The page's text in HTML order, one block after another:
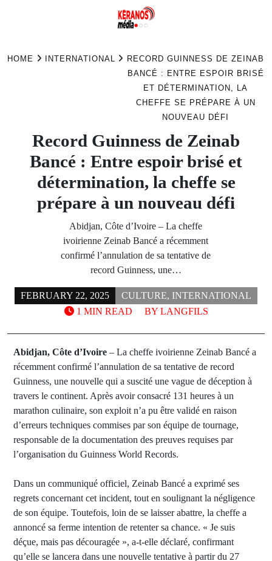
HOME INTERNATIONAL
RECORD GUINNESS DE ZEINAB
BANCÉ : ENTRE ESPOIR BRISÉ
ET DÉTERMINATION, LA
CHEFFE SE PRÉPARE À UN
NOUVEAU DÉFI
Record Guinness de Zeinab
Bancé : Entre espoir brisé et
détermination, la cheffe se
prépare à un nouveau défi
Abidjan, Côte d’Ivoire – La cheffe
ivoirienne Zeinab Bancé a récemment
confirmé l’annulation de sa tentative de
record Guinness, une…
FEBRUARY 22, 2025 CULTURE, INTERNATIONAL
BY LANGFILS
1 MIN READ
Abidjan, Côte d’Ivoire – La cheffe ivoirienne Zeinab Bancé a
récemment confirmé l’annulation de sa tentative de record
Guinness, une nouvelle qui a suscité une vague de déception à
travers le continent. Après avoir consacré 131 heures à un
marathon culinaire, son exploit n’a pu être validé en raison
d’erreurs techniques commises par son équipe de tournage,
responsable de la documentation des preuves requises par
l’organisation du Guinness World Records.
Dans un communiqué officiel, Zeinab Bancé a exprimé ses
regrets concernant cet incident, tout en soulignant la négligence
de son équipe. Toutefois, loin de se laisser abattre, la cheffe a
annoncé sa ferme intention de retenter sa chance. « Je suis
déçue, mais pas découragée », a-t-elle déclaré, confirmant
qu’elle se lancera dans une nouvelle tentative à partir du 27